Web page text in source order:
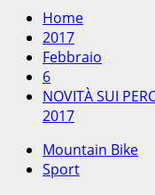
Home
2017
Febbraio
6
NOVITÀ SUI
2017
Mountain Bike
Sport